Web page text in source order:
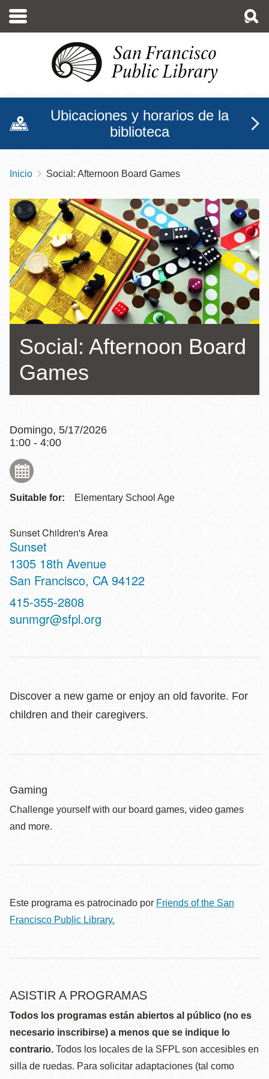
contenido
Ubicaciones y horarios de la
biblioteca
Sobrescribir
enlaces
de
ayuda
a
la
navegación
Inicio Social: Afternoon Board Games
Social: Afternoon Board
Games
Domingo, 5/17/2026
1:00 - 4:00
Suitable for: Elementary School Age
Sunset Children's Area
Sunset
Address
1305 18th Avenue
San Francisco, CA 94122
Contact
Telephone
415-355-2808
sunmgr@sfpl.org
Discover a new game or enjoy an old favorite. For
children and their caregivers.
Gaming
Challenge yourself with our board games, video games
and more.
Este programa es patrocinado por Friends of the San
Francisco Public Library.
ASISTIR A PROGRAMAS
Todos los programas están abiertos al público (no es
necesario inscribirse) a menos que se indique lo
contrario. Todos los locales de la SFPL son accesibles en
silla de ruedas. Para solicitar adaptaciones (tal como